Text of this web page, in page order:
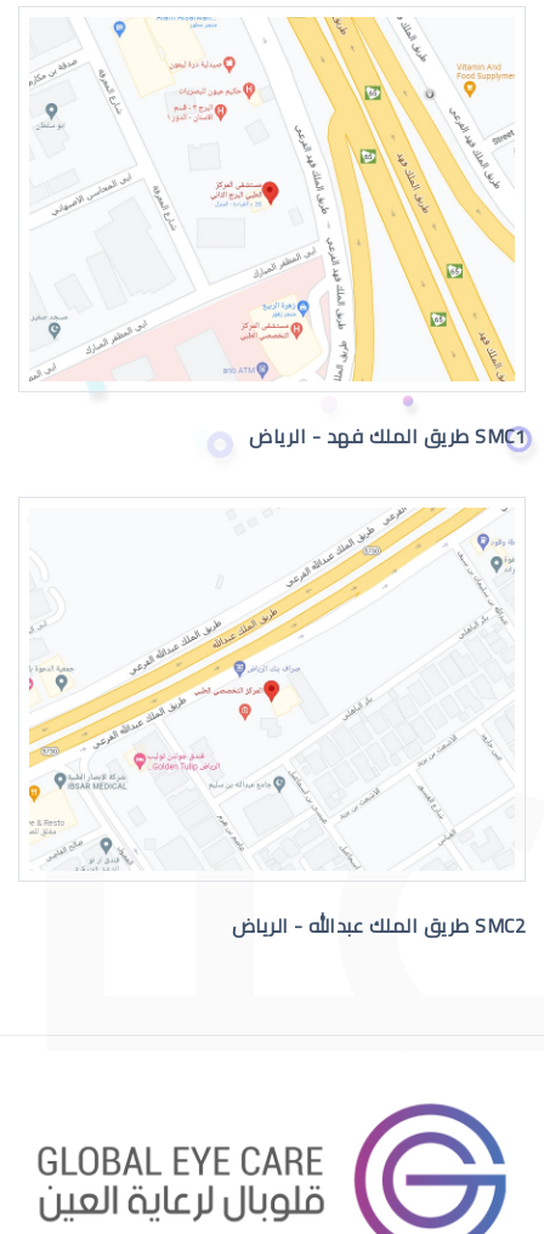
عيون الطفل الرضيع
عيون الطفل الرضيع تدمع
حول عيون الاطفال الرضع
التهاب عيون الاطفال الرضع
احمرار عيون الاطفال الرضع
SMC1 طريق الملك فهد - الرياض
SMC2 طريق الملك عبدالله - الرياض